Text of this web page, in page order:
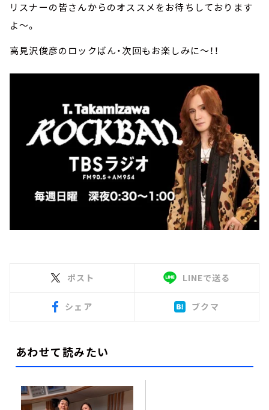
リスナーの皆さんからのオススメをお待ちしております
よ～。
高見沢俊彦のロックばん・次回もお楽しみに～！！
ポスト LINEで送る
シェア ブクマ
あわせて読みたい